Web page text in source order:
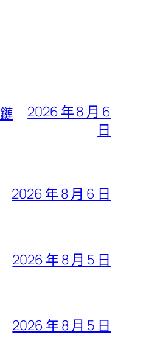
2026 年 8 月 6
日
2026 年 8 月 6 日
2026 年 8 月 5 日
2026 年 8 月 5 日